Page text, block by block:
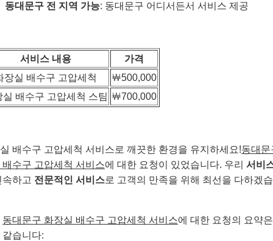
동대문구 전 지역 가능: 동대문구 어디서든서 서비스 제공
서비스 내용
가격
장실 배수구 고압세척
￦500,000
실 배수구 고압세척 스팀 ￦700,000
배수구 고압세척 서비스로 깨끗한 환경을 유지하세요!동대문
배수구 고압세척 서비스에 대한 요청이 있었습니다. 우리 서비
속하고 전문적인 서비스로 고객의 만족을 위해 최선을 다하겠
동대문구 화장실 배수구 고압세척 서비스에 대한 요청의 요약
같습니다: